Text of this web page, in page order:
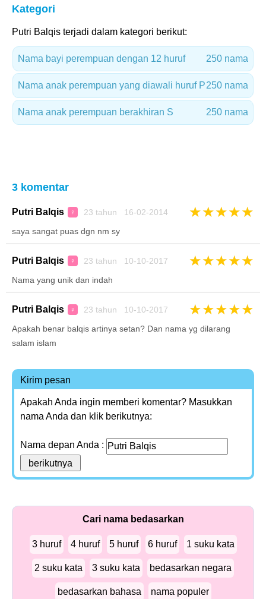
Kategori
Putri Balqis terjadi dalam kategori berikut:
Nama bayi perempuan dengan 12 huruf 250 nama
Nama anak perempuan yang diawali huruf P250 nama
Nama anak perempuan berakhiran S 250 nama
3 komentar
Putri Balqis ♀ 23 tahun 16-02-2014 ★★★★★
saya sangat puas dgn nm sy
Putri Balqis ♀ 23 tahun 10-10-2017 ★★★★★
Nama yang unik dan indah
Putri Balqis ♀ 23 tahun 10-10-2017 ★★★★★
Apakah benar balqis artinya setan? Dan nama yg dilarang
salam islam
Kirim pesan
Apakah Anda ingin memberi komentar? Masukkan
nama Anda dan klik berikutnya:
Nama depan Anda :
Cari nama bedasarkan
3 huruf 4 huruf 5 huruf 6 huruf 1 suku kata
2 suku kata 3 suku kata bedasarkan negara
bedasarkan bahasa nama populer